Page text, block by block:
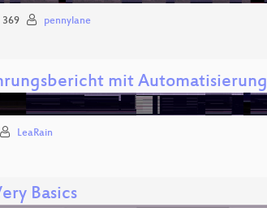
369 pennylane
mit Automatisierung
LeaRain
Basics